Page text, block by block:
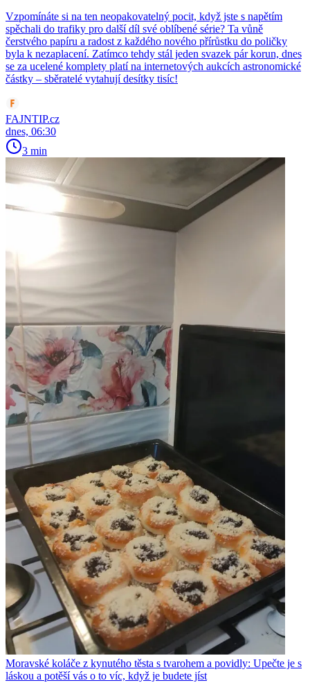
Vzpomínáte si na ten neopakovatelný pocit, když jste s napětím
spěchali do trafiky pro další díl své oblíbené série? Ta vůně
čerstvého papíru a radost z každého nového přírůstku do poličky
byla k nezaplacení. Zatímco tehdy stál jeden svazek pár korun, dnes
se za ucelené komplety platí na internetových aukcích astronomické
částky – sběratelé vytahují desítky tisíc!
FAJNTIP.cz
dnes, 06:30
3 min
Moravské koláče z kynutého těsta s tvarohem a povidly: Upečte je s
láskou a potěší vás o to víc, když je budete jíst